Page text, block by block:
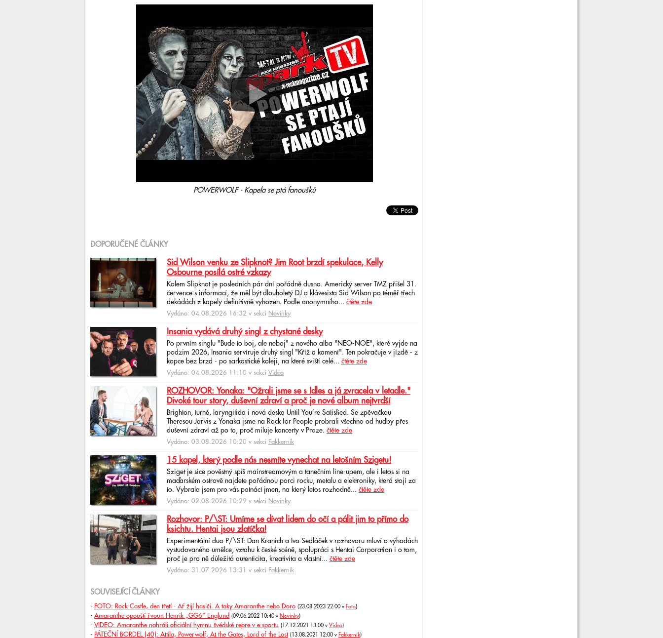
POWERWOLF - Kapela se ptá fanoušků
DOPORUČENÉ ČLÁNKY
Sid Wilson venku ze Slipknot? Jim Root brzdí spekulace, Kelly
Osbourne posílá ostré vzkazy
Kolem Slipknot je posledních pár dní pořádně dusno. Americký server TMZ přišel 31.
července s informací, že měl být dlouholetý DJ a klávesista Sid Wilson po téměř třech
dekádách z kapely definitivně vyhozen. Podle anonymního... čtěte zde
Vydáno: 04.08.2026 16:32 v sekci Novinky
Insania vydává druhý singl z chystané desky
Po prvním singlu "Bude to boj, ale neboj" z nového alba "NEO-NOE", které vyjde na
podzim 2026, Insania servíruje druhý singl "Kříž a kamení". Ten pokračuje v jízdě - z
kopce bez brzd - po sarkastické koleji, na které sviští celé... čtěte zde
Vydáno: 04.08.2026 11:10 v sekci Video
ROZHOVOR: Yonaka: "Ožrali jsme se s Idles a já zvracela v letadle."
Divoké tour story, duševní zdraví a proč je nové album nejtvrdší
Brighton, turné, laryngitida i nová deska Until You’re Satisfied. Se zpěvačkou
Theresou Jarvis z Yonaka jsme na Rock for People probrali všechno od hudby přes
duševní zdraví až po to, proč miluje koncerty v Praze. čtěte zde
Vydáno: 03.08.2026 10:20 v sekci Fakkerník
15 kapel, který podle nás nesmíte vynechat na letošním Szigetu!
Sziget je sice pověstný spíš mainstreamovým a tanečním line-upem, ale i letos si na
maďarském ostrově najdete pořádnou porci rocku, metalu a elektroniky, která stojí za
to. Vybrala jsem pro vás patnáct jmen, na který letos rozhodně... čtěte zde
Vydáno: 02.08.2026 10:29 v sekci Novinky
Rozhovor: P/\ST: Umíme se dívat lidem do očí a pálit jim to přímo do
ksichtu. Hentai jsou zlatíčka!
Experimentální duo P/\ST: Dan Kranich a Ivo Sedláček v rozhovoru mluví o výhodách
vystudovaného umělce, vztahu k české scéně, spolupráci s Hentai Corporation i o tom,
proč je pro ně důležitá autenticita, kreativita a vlastní... čtěte zde
Vydáno: 31.07.2026 13:31 v sekci Fakkerník
SOUVISEJÍCÍ ČLÁNKY
- FOTO: Rock Castle, den třetí - Ať žijí hasiči. A taky Amaranthe nebo Doro (23.08.2023 22:00 v Foto)
- Amaranthe opouští řvoun Henrik „GG6“ Englund (09.06.2022 10:40 v Novinky)
- VIDEO: Amaranthe nahráli oficiální hymnu švédské repre v e-sportu (17.12.2021 13:00 v Video)
- PÁTEČNÍ BORDEL (40): Attila, Powerwolf, At the Gates, Lord of the Lost (13.08.2021 12:00 v Fakkerník)